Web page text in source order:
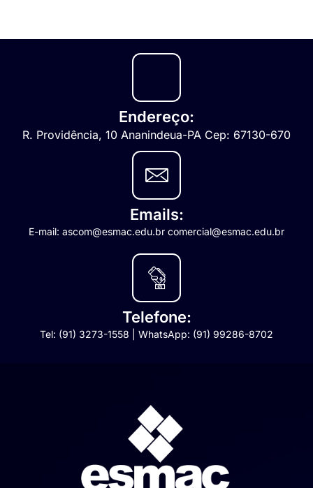
Endereço:
R. Providência, 10 Ananindeua-PA Cep: 67130-670
Emails:
E-mail: ascom@esmac.edu.br comercial@esmac.edu.br
Telefone:
Tel: (91) 3273-1558 | WhatsApp: (91) 99286-8702